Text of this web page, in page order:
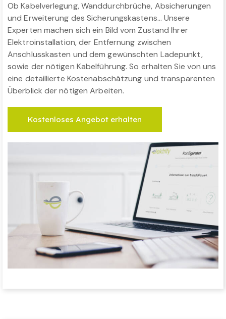
Ob Kabelverlegung, Wanddurchbrüche, Absicherungen
und Erweiterung des Sicherungskastens… Unsere
Experten machen sich ein Bild vom Zustand Ihrer
Elektroinstallation, der Entfernung zwischen
Anschlusskasten und dem gewünschten Ladepunkt,
sowie der nötigen Kabelführung. So erhalten Sie von uns
eine detaillierte Kostenabschätzung und transparenten
Überblick der nötigen Arbeiten.
Kostenloses Angebot erhalten